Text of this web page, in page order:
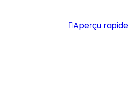
Aperçu rapide